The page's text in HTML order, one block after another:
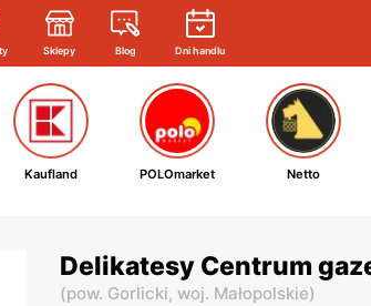
Sklepy Blog Dni handlu
Kaufland POLOmarket Netto
Delikatesy Centrum
(pow. Gorlicki, woj. Małopolskie)